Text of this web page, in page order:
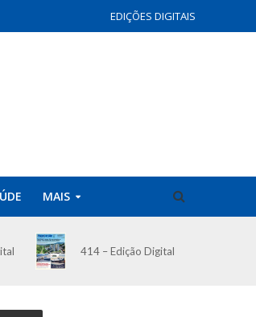
EDIÇÕES DIGITAIS
MAIS
414 – Edição Digital